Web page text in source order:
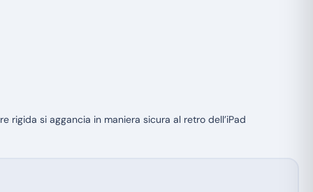
rigida si aggancia in maniera sicura al retro dell’iPad